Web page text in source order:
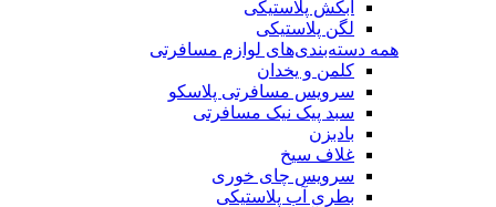
آبکش پلاستیکی
لگن پلاستیکی
همه دسته‌بندی‌های لوازم مسافرتی
کلمن و یخدان
سرویس مسافرتی پلاسکو
سبد پیک نیک مسافرتی
بادبزن
غلاف سیخ
سرویس چای خوری
بطری آب پلاستیکی